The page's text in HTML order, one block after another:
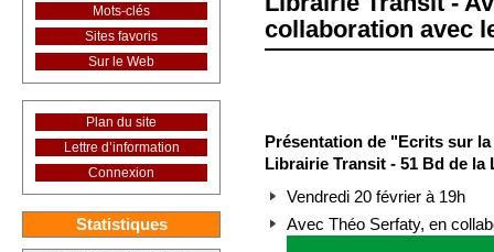
collaboration avec
Présentation de "Ecrits sur
Librairie Transit - 51 Bd de la
Vendredi 20 février à 19h
Avec Théo Serfaty, en
Mots-clés
Sites favoris
Sur le Web
Plan du site
Lettre d’information
Connexion
Statistiques